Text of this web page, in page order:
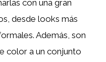
con una gran
desde looks más
Además, son
color a un conjunto